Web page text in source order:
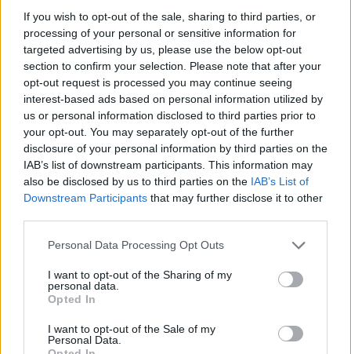
If you wish to opt-out of the sale, sharing to third parties, or
processing of your personal or sensitive information for
targeted advertising by us, please use the below opt-out
section to confirm your selection. Please note that after your
opt-out request is processed you may continue seeing
interest-based ads based on personal information utilized by
us or personal information disclosed to third parties prior to
your opt-out. You may separately opt-out of the further
disclosure of your personal information by third parties on the
IAB’s list of downstream participants. This information may
also be disclosed by us to third parties on the IAB’s List of
Downstream Participants that may further disclose it to other
Please note that this website/app uses one or more Google
not limited to your visit or usage behaviour. You may click to
grant or deny consent to Google and its third-party tags to
use your data for below specified purposes in below Google
consent section.
Personal Data Processing Opt Outs
I want to opt-out of the Sharing of my
personal data.
Opted In
I want to opt-out of the Sale of my
Personal Data.
Continua a leggere